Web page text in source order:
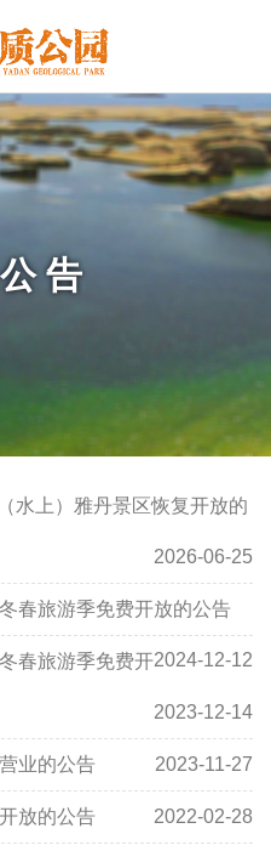
告
水上）雅丹景区恢复开放的
2026-06-25
春旅游季免费开放的公告
2024-12-12
春旅游季免费开
2023-12-14
业的公告 2023-11-27
放的公告 2022-02-28